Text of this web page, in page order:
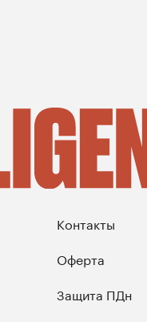
Контакты
Оферта
Защита ПДн